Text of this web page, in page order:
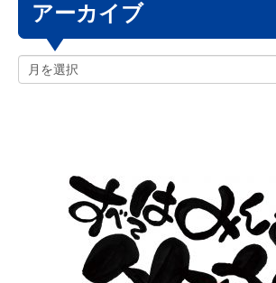
アーカイブ